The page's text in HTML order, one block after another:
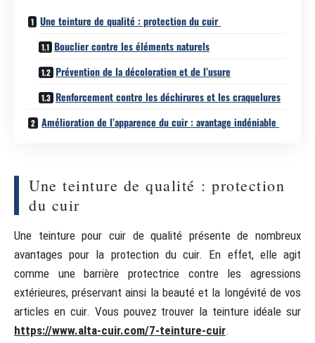
Une teinture de qualité : protection du cuir
Bouclier contre les éléments naturels
Prévention de la décoloration et de l’usure
Renforcement contre les déchirures et les craquelures
Amélioration de l’apparence du cuir : avantage indéniable
Une teinture de qualité : protection
du cuir
Une teinture pour cuir de qualité présente de nombreux
avantages pour la protection du cuir. En effet, elle agit
comme une barrière protectrice contre les agressions
extérieures, préservant ainsi la beauté et la longévité de vos
articles en cuir. Vous pouvez trouver la teinture idéale sur
https://www.alta-cuir.com/7-teinture-cuir.